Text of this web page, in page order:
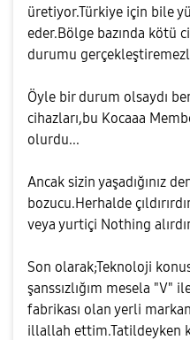
üretiyor.Türkiye için bile
eder.Bölge bazında kötü
durumu
Öyle bir durum olsaydı
cihazları,bu Kocaaa
olurdu...
Ancak sizin yaşadığınız
bozucu.Herhalde
veya yurtiçi Nothing
Son olarak;Teknoloji
şanssızlığım mesela "V"
fabrikası olan yerli
illallah ettim.Tatildeyken